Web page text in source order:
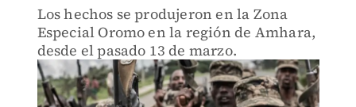
Los hechos se produjeron en la Zona
Especial Oromo en la región de Amhara,
desde el pasado 13 de marzo.